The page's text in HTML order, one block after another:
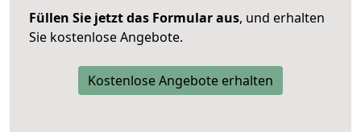
Füllen Sie jetzt das Formular aus, und erhalten
Sie kostenlose Angebote.
Kostenlose Angebote erhalten